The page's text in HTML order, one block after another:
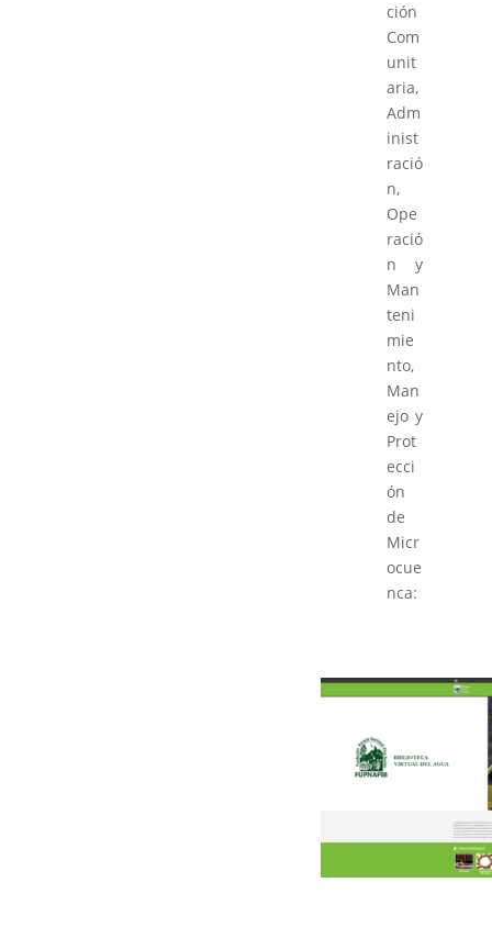
ción
Com
unit
aria,
Adm
inist
ració
n,
Ope
ració
n y
Man
teni
mie
nto,
Man
ejo y
Prot
ecci
ón
de
Micr
ocue
nca: